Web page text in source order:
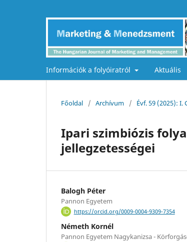
Információk a folyóiratról Aktuális
Főoldal / Archívum / Évf. 59 (2025):
Ipari szimbiózis
jellegzetességei
Balogh Péter
Pannon Egyetem
https://orcid.org/0009-0004-9309-7354
Németh Kornél
Pannon Egyetem Nagykanizsa -